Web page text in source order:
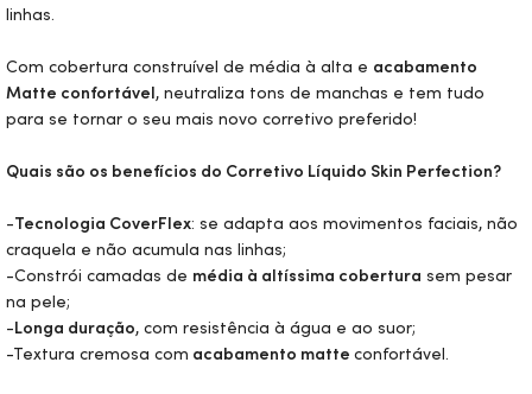
linhas.
Com cobertura construível de média à alta e acabamento
Matte confortável, neutraliza tons de manchas e tem tudo
para se tornar o seu mais novo corretivo preferido!
Quais são os benefícios do Corretivo Líquido Skin Perfection?
-Tecnologia CoverFlex: se adapta aos movimentos faciais, não
craquela e não acumula nas linhas;
-Constrói camadas de média à altíssima cobertura sem pesar
na pele;
-Longa duração, com resistência à água e ao suor;
-Textura cremosa com acabamento matte confortável.